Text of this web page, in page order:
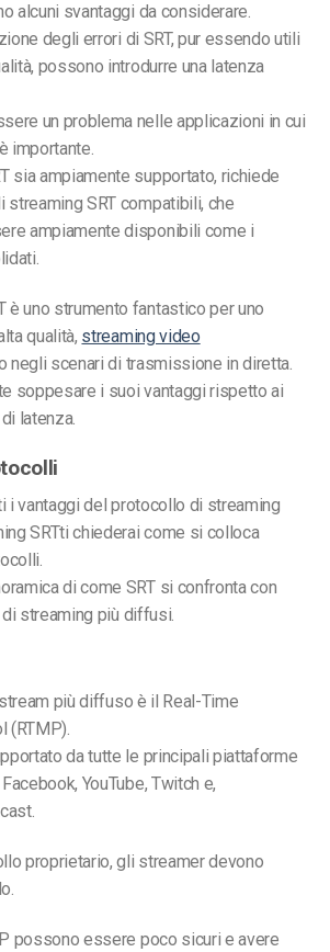
alcuni svantaggi da considerare.
degli errori di SRT, pur essendo utili
possono introdurre una latenza
un problema nelle applicazioni in cui
importante.
sia ampiamente supportato, richiede
SRT compatibili, che
ampiamente disponibili come i
è uno strumento fantastico per uno
qualità, streaming video
negli scenari di trasmissione in diretta.
soppesare i suoi vantaggi rispetto ai
latenza.
i vantaggi del protocollo di streaming
SRTti chiederai come si colloca
di come SRT si confronta con
streaming più diffusi.
più diffuso è il Real-Time
(RTMP).
da tutte le principali piattaforme
YouTube, Twitch e,
proprietario, gli streamer devono
possono essere poco sicuri e avere